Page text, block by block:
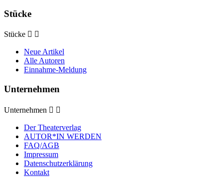
Stücke
Stücke  
Neue Artikel
Alle Autoren
Einnahme-Meldung
Unternehmen
Unternehmen  
Der Theaterverlag
AUTOR*IN WERDEN
FAQ/AGB
Impressum
Datenschutzerklärung
Kontakt